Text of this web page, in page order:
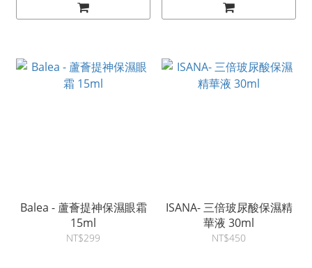
Balea - 蘆薈提神保濕眼霜
15ml
NT$299
ISANA- 三倍玻尿酸保濕精
華液 30ml
NT$450